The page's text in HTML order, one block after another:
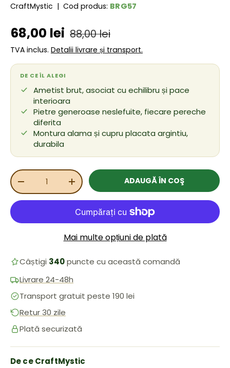
CraftMystic | Cod produs: BRG57
Preț de vânzare
68,00 lei Preț obișnuit
88,00 lei
TVA inclus. Detalii livrare și transport.
DE CE ÎL ALEGI
Ametist brut, asociat cu echilibru și pace
interioara
Pietre generoase neslefuite, fiecare pereche
diferita
Montura alama și cupru placata argintiu,
durabila
Cant.
REDUCEȚI CANTITATEAMĂRIȚI CANTITATEAADAUGĂ ÎN COŞ
Mai multe opțiuni de plată
Câștigi 340puncte cu această comandă
Livrare 24-48h
Transport gratuit peste 190 lei
Retur 30 zile
Plată securizată
De ce CraftMystic